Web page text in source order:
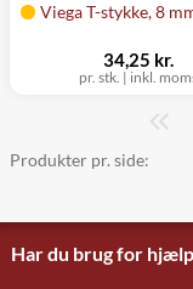
Viega T-stykke, 8
pr. stk. | inkl.
34,25 kr.
Produkter pr. side:
Har du brug for